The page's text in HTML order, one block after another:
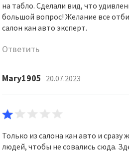
на табло. Сделали вид, что
большой вопрос! Желание все
салон кан авто эксперт.
Ответить
Mary1905 20.07.2023
Только из салона кан авто и
людей, чтобы не совались сюда.